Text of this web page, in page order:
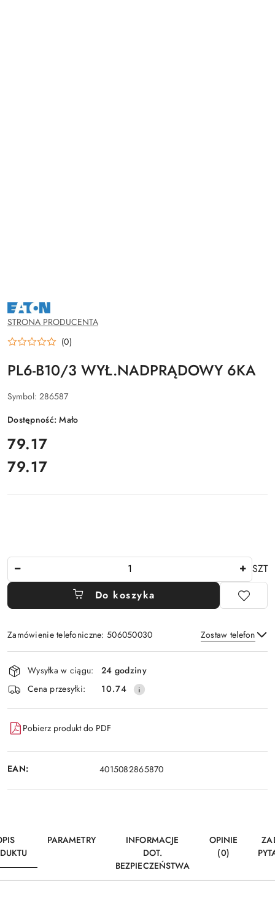
NAZWA
PRODUCENTA:
EATON
STRONA PRODUCENTA
(0)
PL6-B10/3 WYŁ.NADPRĄDOWY 6KA
Symbol: 286587
Dostępność:Mało
cena:
79.17
Cena:
79.17
SZT
Do koszyka
Zamówienie telefoniczne: 506050030 Zostaw telefon
Wyślij
Dostępność
i
dostawa
Wysyłka w ciągu:
24 godziny
Cena przesyłki:
10.74
Pobierz produkt do PDF
EAN: 4015082865870
PARAMETRY
INFORMACJE
DOT.
BEZPIECZEŃSTWA
OPINIE
(0)